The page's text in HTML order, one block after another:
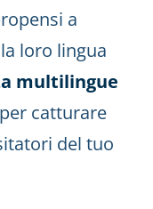
a
loro lingua
multilingue
catturare
del tuo